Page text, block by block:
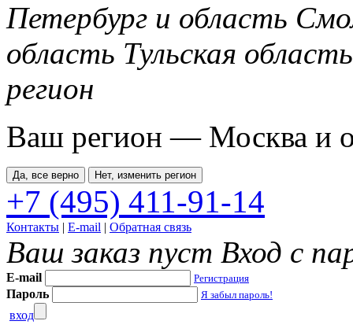
Петербург и область
область Тульская область
регион
Ваш регион — Москва и
Да, все верно Нет, изменить регион
+7 (495) 411-91-14
Контакты | E-mail | Обратная связь
Ваш заказ пуст Вход с
E-mail Регистрация
Пароль Я забыл пароль!
вход